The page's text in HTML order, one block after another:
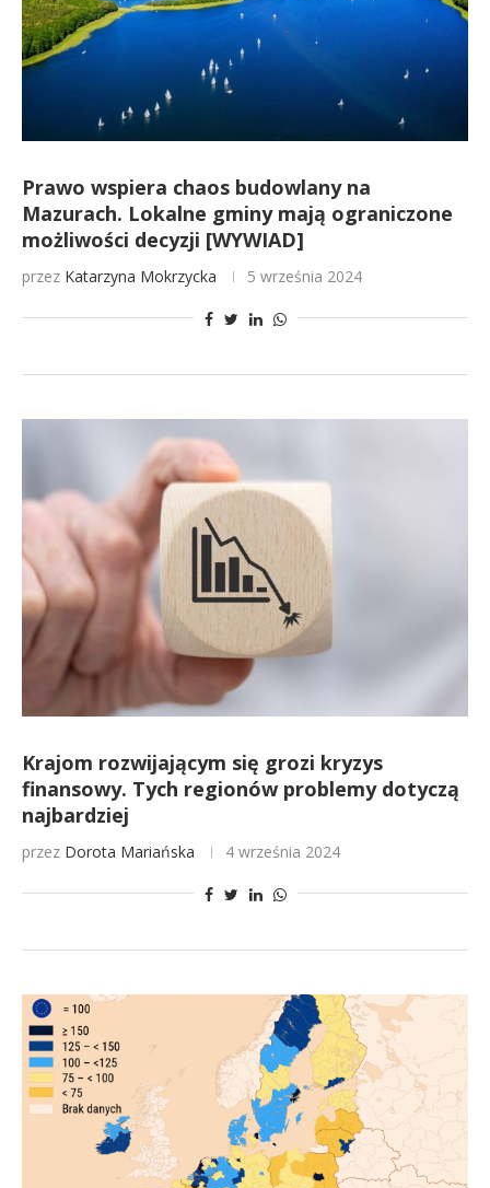
Prawo wspiera chaos budowlany na
Mazurach. Lokalne gminy mają ograniczone
możliwości decyzji [WYWIAD]
przez Katarzyna Mokrzycka 5 września 2024
Krajom rozwijającym się grozi kryzys
finansowy. Tych regionów problemy dotyczą
najbardziej
przez Dorota Mariańska 4 września 2024